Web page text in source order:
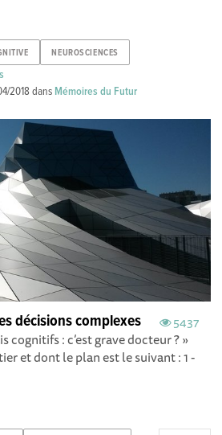
NEUROSCIENCES
2018 dans Mémoires du Futur
5437
décisions complexes
cognitifs : c’est grave docteur ? »
et dont le plan est le suivant : 1 -